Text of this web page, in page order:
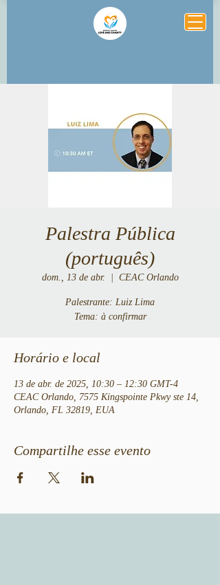
Palestra Pública
(português)
dom., 13 de abr. CEAC Orlando
Palestrante: Luiz Lima
Tema: à confirmar
Horário e local
13 de abr. de 2025, 10:30 – 12:30 GMT-4
CEAC Orlando, 7575 Kingspointe Pkwy ste 14,
Orlando, FL 32819, EUA
Compartilhe esse evento